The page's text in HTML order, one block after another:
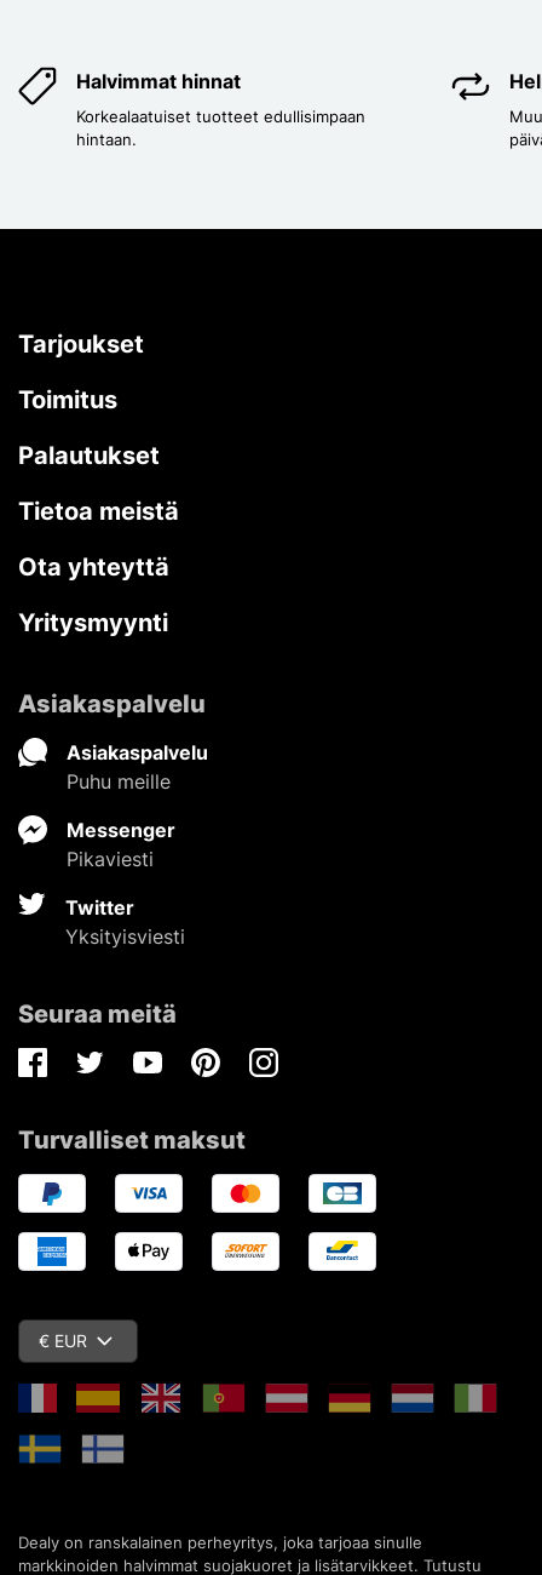
Halvimmat hinnat
Korkealaatuiset tuotteet edullisimpaan
hintaan.
Tarjoukset
Toimitus
Palautukset
Tietoa meistä
Ota yhteyttä
Yritysmyynti
Asiakaspalvelu
Asiakaspalvelu
Puhu meille
Messenger
Pikaviesti
Twitter
Yksityisviesti
Seuraa meitä
FacebookTwitterYoutubePinterestInstagram
Turvalliset maksut
€ EUR
Dealy on ranskalainen perheyritys, joka tarjoaa sinulle
markkinoiden halvimmat suojakuoret ja lisätarvikkeet. Tutustu